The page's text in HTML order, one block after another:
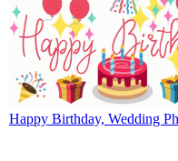
Happy Birthday, Wedding